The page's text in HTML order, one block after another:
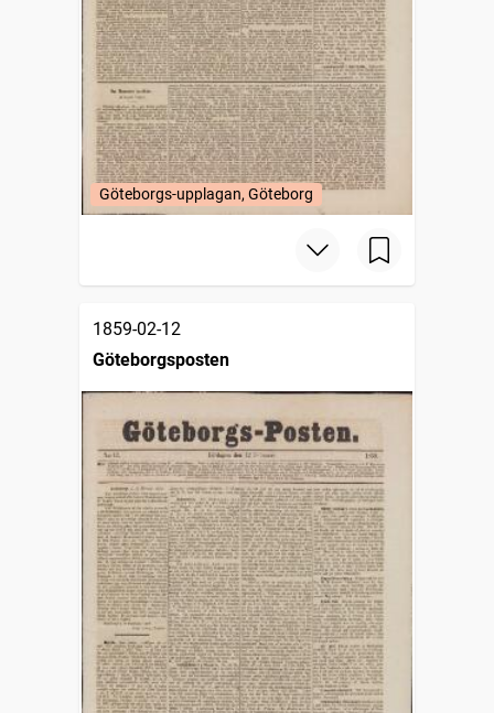
Göteborgs-upplagan, Göteborg
1859-02-12
Göteborgsposten